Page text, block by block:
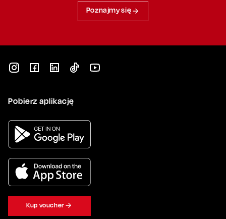
Poznajmy się
Pobierz aplikację
Kup voucher